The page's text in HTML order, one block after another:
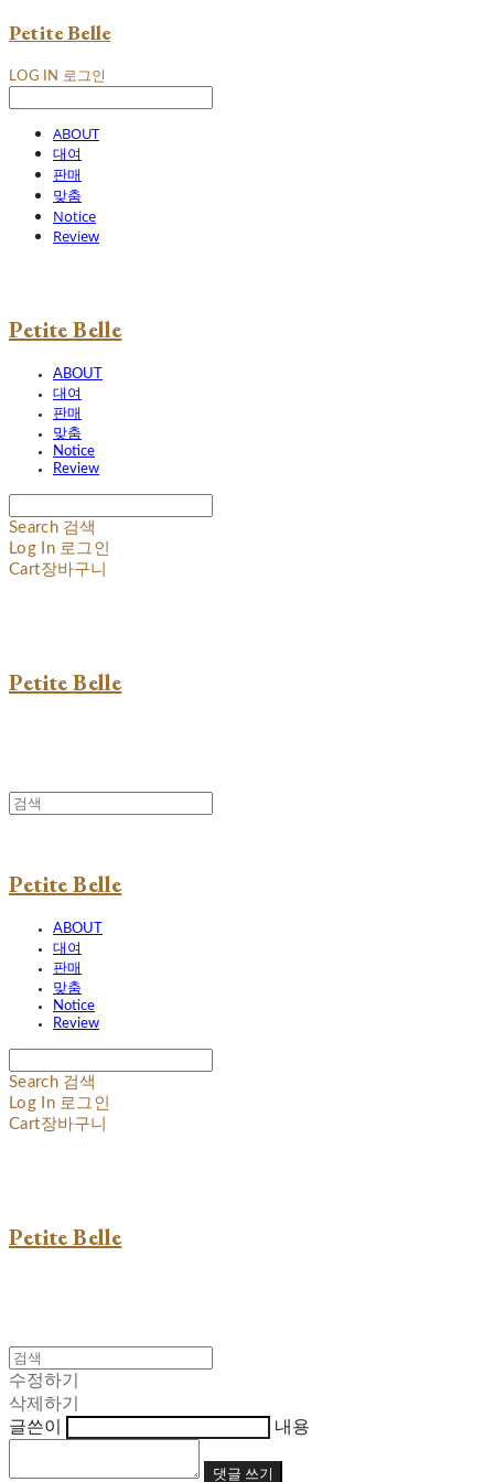
Petite Belle
LOG IN 로그인
ABOUT
대여
판매
맞춤
Notice
Review
Petite Belle
ABOUT
대여
판매
맞춤
Notice
Review
Search 검색
Log In 로그인
Cart장바구니
Petite Belle
Petite Belle
ABOUT
대여
판매
맞춤
Notice
Review
Search 검색
Log In 로그인
Cart장바구니
Petite Belle
수정하기
삭제하기
글쓴이
내용
댓글 쓰기